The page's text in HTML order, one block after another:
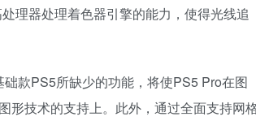
理器处理着色器引擎的能力，使得光线追
款PS5所缺少的功能，将使PS5 Pro在图
形技术的支持上。此外，通过全面支持网